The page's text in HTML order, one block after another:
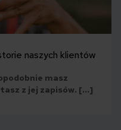
naszych klientów
masz
z jej zapisów. […]